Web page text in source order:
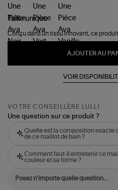
Gum
Tailleunique
Conçu dans un tissu innovant, ce
AJOUTER AU
VOIR
VOTRE CONSEILLÈRE LULLI
Une question sur ce produit ?
Quelle est la composition exacte
de ce maillot de bain ?
Comment faut-il entretenir ce
couleur et sa forme ?